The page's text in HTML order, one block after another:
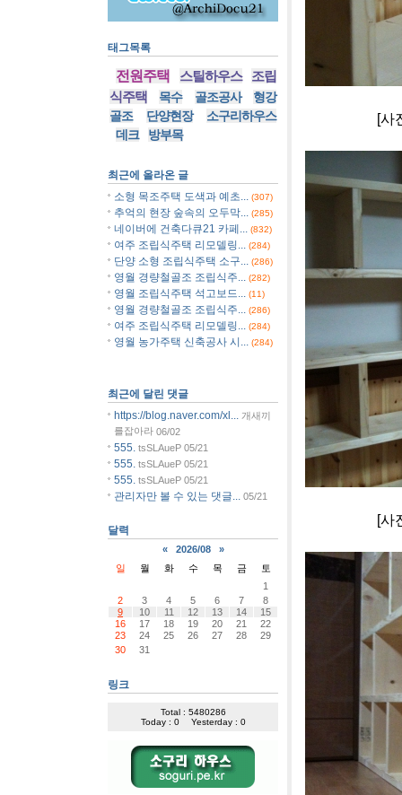
[사진]아이
[사진]아이
태그목록
전원주택 스틸하우스
조립
식주택
목수 골조공사
형강
골조
단양현장
소구리하우스
데크
방부목
최근에 올라온 글
소형 목조주택 도색과 예초...
(307)
추억의 현장 숲속의 오두막... (285)
네이버에 건축다큐21 카페... (832)
여주 조립식주택 리모델링... (284)
단양 소형 조립식주택 소구... (286)
영월 경량철골조 조립식주... (282)
영월 조립식주택 석고보드... (11)
영월 경량철골조 조립식주... (286)
여주 조립식주택 리모델링... (284)
영월 농가주택 신축공사 시... (284)
최근에 달린 댓글
https://blog.naver.com/xl...
개새끼
를잡아라 06/02
555. tsSLAueP 05/21
555. tsSLAueP 05/21
555. tsSLAueP 05/21
관리자만 볼 수 있는 댓글... 05/21
달력
« 2026/08
»
일
월 화 수 목 금
토
1
2
3 4 5 6 7
8
9
10 11 12 13 14
15
16
17 18 19 20 21
22
23
24 25 26 27 28
29
30
31
링크
Total : 5480286
Today : 0
Yesterday : 0